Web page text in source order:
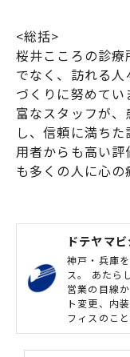
<総括>
桜井こころの診
でなく、訪れる
づくりに努めて
富なスタッフが
し、信頼に満ち
用者からも高い
も多くの人に心の
ドテヤマ
神戸・兵庫
ス。 あたら
営業の目線
ト変更、内
フィスのこ